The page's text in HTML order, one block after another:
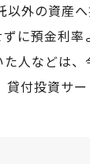
外の資産
に預金利
人などは
貸付投資サ